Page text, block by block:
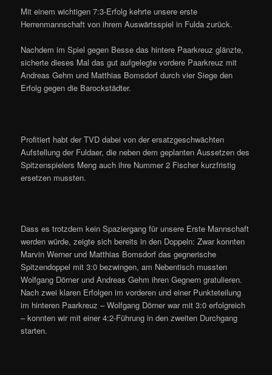
Mit einem wichtigen 7:3-Erfolg kehrte unsere erste
Herrenmannschaft von ihrem Auswärtsspiel in Fulda zurück.
Nachdem im Spiel gegen Besse das hintere Paarkreuz glänzte,
sicherte dieses Mal das gut aufgelegte vordere Paarkreuz mit
Andreas Gehm und Matthias Bomsdorf durch vier Siege den
Erfolg gegen die Barockstädter.
Profitiert habt der TVD dabei von der ersatzgeschwächten
Aufstellung der Fuldaer, die neben dem geplanten Aussetzen des
Spitzenspielers Meng auch ihre Nummer 2 Fischer kurzfristig
ersetzen mussten.
Dass es trotzdem kein Spaziergang für unsere Erste Mannschaft
werden würde, zeigte sich bereits in den Doppeln: Zwar konnten
Marvin Werner und Matthias Bomsdorf das gegnerische
Spitzendoppel mit 3:0 bezwingen, am Nebentisch mussten
Wolfgang Dörner und Andreas Gehm ihren Gegnern gratulieren.
Nach zwei klaren Erfolgen im vorderen und einer Punkteteilung
im hinteren Paarkreuz – Wolfgang Dörner war mit 3:0 erfolgreich
– konnten wir mit einer 4:2-Führung in den zweiten Durchgang
starten.